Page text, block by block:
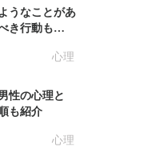
心理
うなことがあ
き行動も…
心理
性の心理と
も紹介